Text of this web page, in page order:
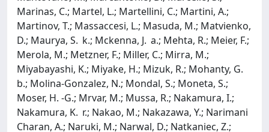
Marinas, C.; Martel, L.; Martellini, C.; Martini, A.;
Martinov, T.; Massaccesi, L.; Masuda, M.; Matvienko,
D.; Maurya, S. k.; Mckenna, J. a.; Mehta, R.; Meier, F.;
Merola, M.; Metzner, F.; Miller, C.; Mirra, M.;
Miyabayashi, K.; Miyake, H.; Mizuk, R.; Mohanty, G.
b.; Molina-Gonzalez, N.; Mondal, S.; Moneta, S.;
Moser, H. -G.; Mrvar, M.; Mussa, R.; Nakamura, I.;
Nakamura, K. r.; Nakao, M.; Nakazawa, Y.; Narimani
Charan, A.; Naruki, M.; Narwal, D.; Natkaniec, Z.;